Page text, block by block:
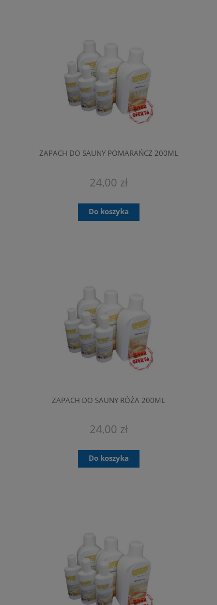
ZAPACH DO SAUNY POMARAŃCZ 200ML
24,00 zł
Do koszyka
ZAPACH DO SAUNY RÓŻA 200ML
24,00 zł
Do koszyka